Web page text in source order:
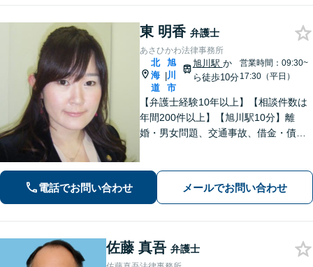
東 明香 弁護士
あさひかわ法律事務所
北
海
道
|
旭
川
市
旭川駅 か
ら徒歩10分
営業時間：09:30~
17:30（平日）
【弁護士経験10年以上】【相談件数は
年間200件以上】【旭川駅10分】離
婚・男女問題、交通事故、借金・債務
くりお伺いすること。お気軽にご相談
ください【初回40分無料相談】
電話でお問い合わせ メールでお問い合わせ
佐藤 真吾 弁護士